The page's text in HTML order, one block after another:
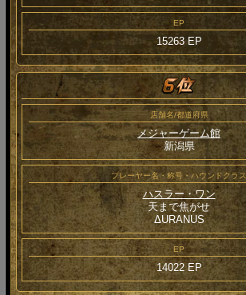
EP
15263 EP
店舗名/都道府県
メジャーゲーム館
新潟県
プレーヤー名・称号・ハウンドクラス
ハスラー・ワン
天まで焦がせ
ΔURANUS
EP
14022 EP